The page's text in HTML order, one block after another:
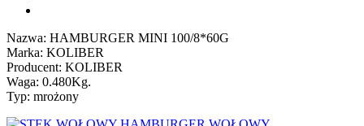
Nazwa: HAMBURGER MINI 100/8*60G
Marka: KOLIBER
Producent: KOLIBER
Waga: 0.480Kg.
Typ: mrożony